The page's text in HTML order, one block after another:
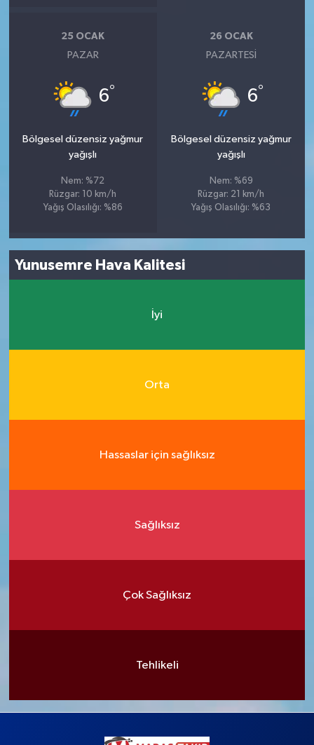
25 OCAK
PAZAR
6°
Bölgesel düzensiz yağmur
yağışlı
Nem: %72
Rüzgar: 10 km/h
Yağış Olasılığı: %86
26 OCAK
PAZARTESI
6°
Bölgesel düzensiz yağmur
yağışlı
Nem: %69
Rüzgar: 21 km/h
Yağış Olasılığı: %63
Yunusemre Hava Kalitesi
İyi
Orta
Hassaslar için sağlıksız
Sağlıksız
Çok Sağlıksız
Tehlikeli